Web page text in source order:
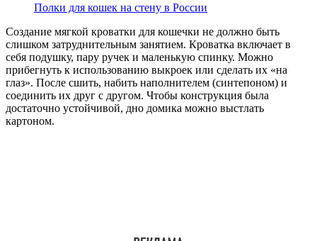
Полки для кошек на стену в России
Создание мягкой кроватки для кошечки не должно быть
слишком затруднительным занятием. Кроватка включает в
себя подушку, пару ручек и маленькую спинку. Можно
прибегнуть к использованию выкроек или сделать их «на
глаз». После сшить, набить наполнителем (синтепоном) и
соединить их друг с другом. Чтобы конструкция была
достаточно устойчивой, дно домика можно выстлать
картоном.